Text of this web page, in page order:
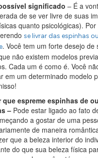
significado – É a
de se ver livre de suas
quanto psicológicas).
se livrar das espinhas
. Você tem um forte desejo de
não existem modelos
Cada um é como é. Você
em um determinado modelo
que espreme espinhas de
– Pode estar ligado ao fato
a gostar de uma
de maneira
que a beleza interior do
do que sua beleza física